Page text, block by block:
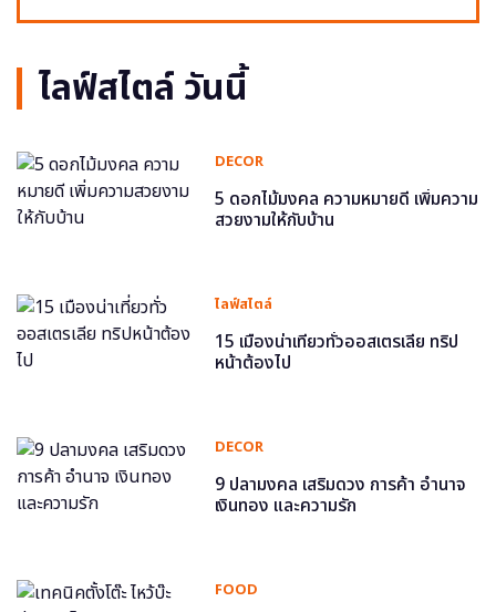
ไลฟ์สไตล์ วันนี้
DECOR
5 ดอกไม้มงคล ความหมายดี เพิ่มความ
สวยงามให้กับบ้าน
ไลฟ์สไตล์
15 เมืองน่าเที่ยวทั่วออสเตรเลีย ทริป
หน้าต้องไป
DECOR
9 ปลามงคล เสริมดวง การค้า อำนาจ
เงินทอง และความรัก
FOOD